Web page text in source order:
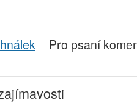
Pro psaní